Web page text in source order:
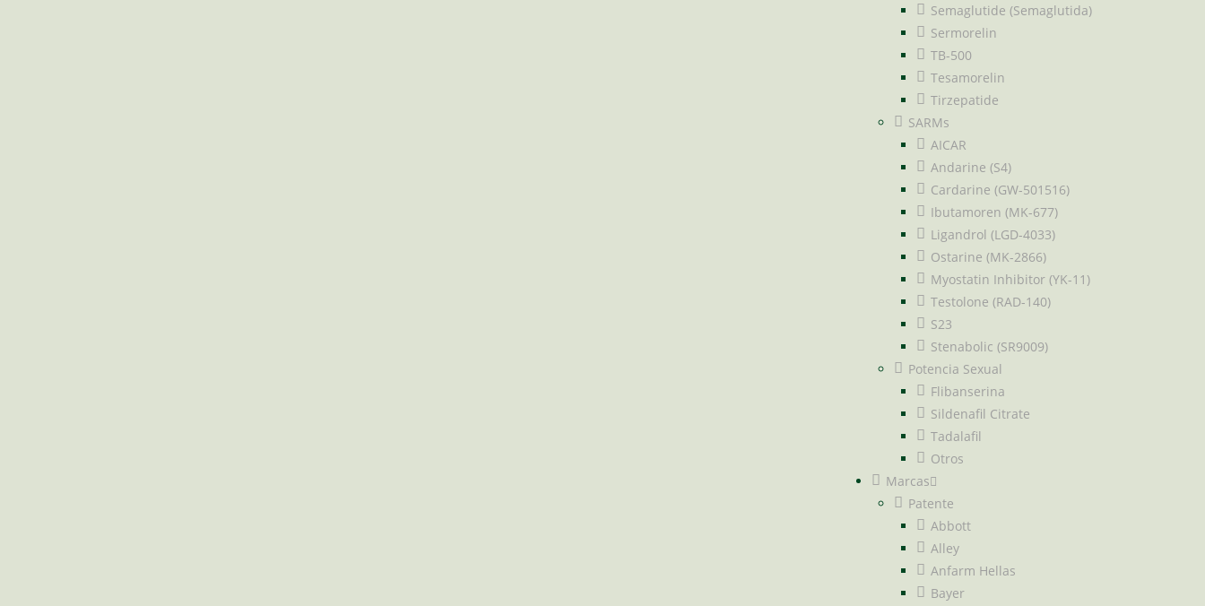
Semaglutide (Semaglutida)
Sermorelin
TB-500
Tesamorelin
Tirzepatide
SARMs
AICAR
Andarine (S4)
Cardarine (GW-501516)
Ibutamoren (MK-677)
Ligandrol (LGD-4033)
Ostarine (MK-2866)
Myostatin Inhibitor (YK-11)
Testolone (RAD-140)
S23
Stenabolic (SR9009)
Potencia Sexual
Flibanserina
Sildenafil Citrate
Tadalafil
Otros
Marcas
Patente
Abbott
Alley
Anfarm Hellas
Bayer